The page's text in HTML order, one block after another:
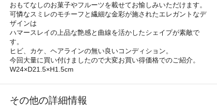
おもてなしのお菓子やフルーツを載せてお愉しみいただけます。
可憐なスミレのモチーフと繊細な金彩が施されたエレガントなデ
ザインは
ハマースレイの上品な艶感と曲線を活かしたシェイプが素敵で
す。
ヒビ、カケ、ヘアラインの無い良いコンディション。
今回大量に買い付けましたので大変お買い得価格でのご紹介。
W24×D21.5×H1.5cm
その他の詳細情報